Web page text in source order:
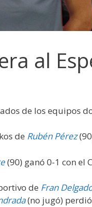
al
de los equipos
de Rubén Pérez
(90) ganó 0-1 con el
de Fran
(no jugó) perdió